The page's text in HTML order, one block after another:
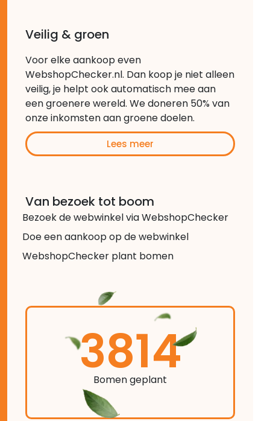
Veilig & groen
Voor elke aankoop even
WebshopChecker.nl. Dan koop je niet alleen
veilig, je helpt ook automatisch mee aan
een groenere wereld. We doneren 50% van
onze inkomsten aan groene doelen.
Lees meer
Van bezoek tot boom
Bezoek de webwinkel via WebshopChecker
Doe een aankoop op de webwinkel
WebshopChecker plant bomen
3814
Bomen geplant